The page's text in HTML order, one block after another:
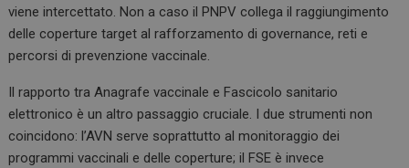
viene intercettato. Non a caso il PNPV collega il raggiungimento
delle coperture target al rafforzamento di governance, reti e
percorsi di prevenzione vaccinale.
Il rapporto tra Anagrafe vaccinale e Fascicolo sanitario
elettronico è un altro passaggio cruciale. I due strumenti non
coincidono: l’AVN serve soprattutto al monitoraggio dei
programmi vaccinali e delle coperture; il FSE è invece